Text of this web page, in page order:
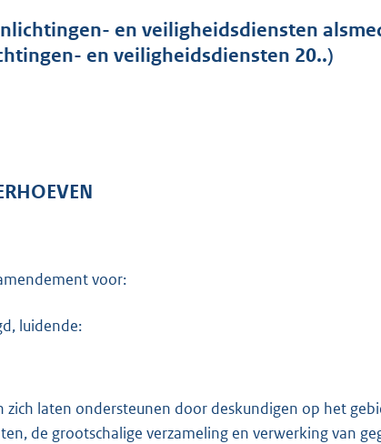
a
n
o
o
e
4
b
en veiligheidsdiensten
en veiligheidsdiensten 20..)
voor:
luidende:
zich laten ondersteunen door deskundigen op het
de grootschalige verzameling en verwerking van